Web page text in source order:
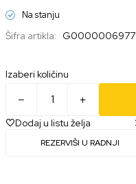
Na stanju
Šifra artikla: G0000006977
Izaberi količinu
Dodaj u listu želja
REZERVIŠI U RADNJI